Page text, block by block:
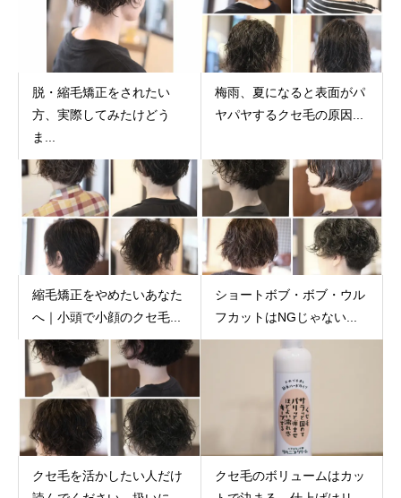
脱・縮毛矯正をされたい
方、実際してみたけどう
ま...
梅雨、夏になると表面がパ
ヤパヤするクセ毛の原因...
縮毛矯正をやめたいあなた
へ｜小頭で小顔のクセ毛...
ショートボブ・ボブ・ウル
フカットはNGじゃない...
クセ毛を活かしたい人だけ
クセ毛のボリュームはカッ